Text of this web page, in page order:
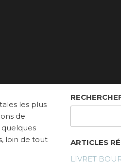
les plus
de
quelques
loin de tout
ARTICLES
LIVRET